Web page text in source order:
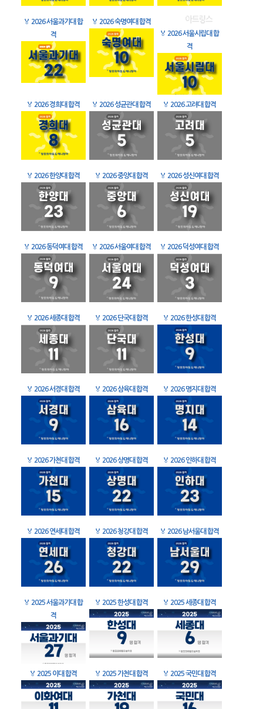
🏅 2026 서울과기대 합
격
🏅 2026 숙명여대 합격
🏅 2026 서울시립대 합
격
🏅 2026 경희대 합격 🏅 2026 성균관대 합격 🏅 2026 고려대 합격
🏅 2026 한양대 합격 🏅 2026 중앙대 합격 🏅 2026 성신여대 합격
🏅 2026 동덕여대 합격 🏅 2026 서울여대 합격 🏅 2026 덕성여대 합격
🏅 2026 세종대 합격 🏅 2026 단국대 합격 🏅 2026 한성대 합격
🏅 2026 서경대 합격 🏅 2026 삼육대 합격 🏅 2026 명지대 합격
🏅 2026 가천대 합격 🏅 2026 상명대 합격 🏅 2026 인하대 합격
🏅 2026 연세대 합격 🏅 2026 청강대 합격 🏅 2026 남서울대 합격
🏅 2025 서울과기대 합
격
🏅 2025 한성대 합격 🏅 2025 세종대 합격
🏅 2025 이대 합격 🏅 2025 가천대 합격 🏅 2025 국민대 합격